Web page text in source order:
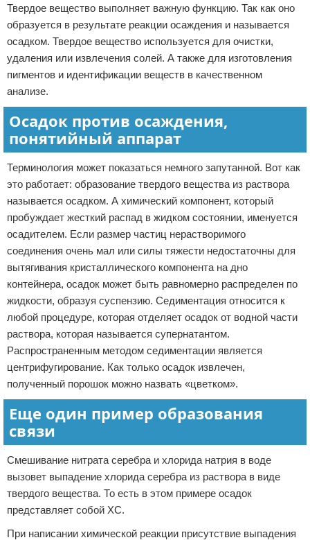
Твердое вещество выполняет важную функцию. Так как оно
образуется в результате реакции осаждения и называется
осадком. Твердое вещество используется для очистки,
удаления или извлечения солей. А также для изготовления
пигментов и идентификации веществ в качественном
анализе.
Осадок против осаждения,
понятийный аппарат
Терминология может показаться немного запутанной. Вот как
это работает: образование твердого вещества из раствора
называется осадком. А химический компонент, который
пробуждает жесткий распад в жидком состоянии, именуется
осадителем. Если размер частиц нерастворимого
соединения очень мал или силы тяжести недостаточны для
вытягивания кристаллического компонента на дно
контейнера, осадок может быть равномерно распределен по
жидкости, образуя суспензию. Седиментация относится к
любой процедуре, которая отделяет осадок от водной части
раствора, которая называется супернатантом.
Распространенным методом седиментации является
центрифугирование. Как только осадок извлечен,
полученный порошок можно назвать «цветком».
Еще один пример образования
связи
Смешивание нитрата серебра и хлорида натрия в воде
вызовет выпадение хлорида серебра из раствора в виде
твердого вещества. То есть в этом примере осадок
представляет собой ХС.
При написании химической реакции присутствие выпадения